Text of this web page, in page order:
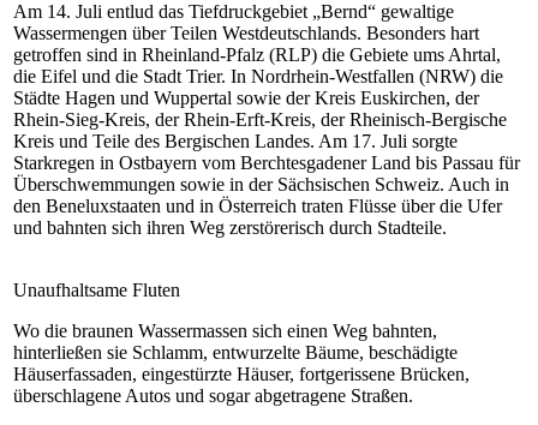
Am 14. Juli entlud das Tiefdruckgebiet „Bernd“ gewaltige
Wassermengen über Teilen Westdeutschlands. Besonders hart
getroffen sind in Rheinland-Pfalz (RLP) die Gebiete ums Ahrtal,
die Eifel und die Stadt Trier. In Nordrhein-Westfallen (NRW) die
Städte Hagen und Wuppertal sowie der Kreis Euskirchen, der
Rhein-Sieg-Kreis, der Rhein-Erft-Kreis, der Rheinisch-Bergische
Kreis und Teile des Bergischen Landes. Am 17. Juli sorgte
Starkregen in Ostbayern vom Berchtesgadener Land bis Passau für
Überschwemmungen sowie in der Sächsischen Schweiz. Auch in
den Beneluxstaaten und in Österreich traten Flüsse über die Ufer
und bahnten sich ihren Weg zerstörerisch durch Stadteile.
Unaufhaltsame Fluten
Wo die braunen Wassermassen sich einen Weg bahnten,
hinterließen sie Schlamm, entwurzelte Bäume, beschädigte
Häuserfassaden, eingestürzte Häuser, fortgerissene Brücken,
überschlagene Autos und sogar abgetragene Straßen.